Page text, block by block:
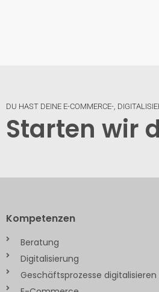
DU HAST DEINE E-COMMERCE-,
Starten wir
Kompetenzen
Beratung
Digitalisierung
Geschäftsprozesse digitalisieren